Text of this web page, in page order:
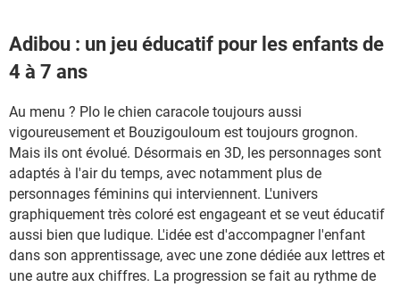
Adibou : un jeu éducatif pour les enfants de
4 à 7 ans
Au menu ? Plo le chien caracole toujours aussi
vigoureusement et Bouzigouloum est toujours grognon.
Mais ils ont évolué. Désormais en 3D, les personnages sont
adaptés à l'air du temps, avec notamment plus de
personnages féminins qui interviennent. L'univers
graphiquement très coloré est engageant et se veut éducatif
aussi bien que ludique. L'idée est d'accompagner l'enfant
dans son apprentissage, avec une zone dédiée aux lettres et
une autre aux chiffres. La progression se fait au rythme de